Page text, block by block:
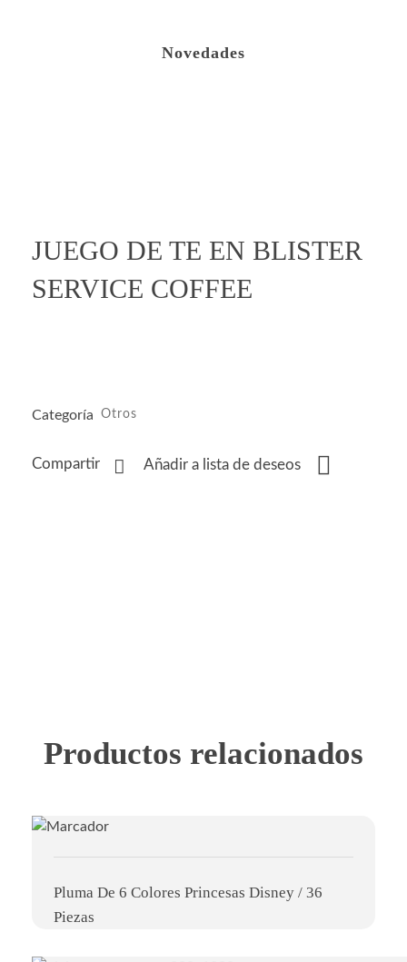
Novedades
JUEGO DE TE EN BLISTER
SERVICE COFFEE
Añadir a lista de deseos
Compartir
Categoría Otros
Productos relacionados
Pluma De 6 Colores Princesas Disney / 36
Piezas